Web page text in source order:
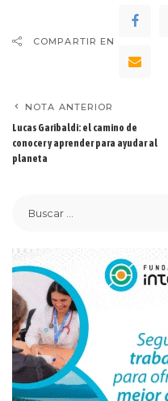
COMPARTIR EN
NOTA ANTERIOR
Lucas Garibaldi: el camino de
conocer y aprender para ayudar al
planeta